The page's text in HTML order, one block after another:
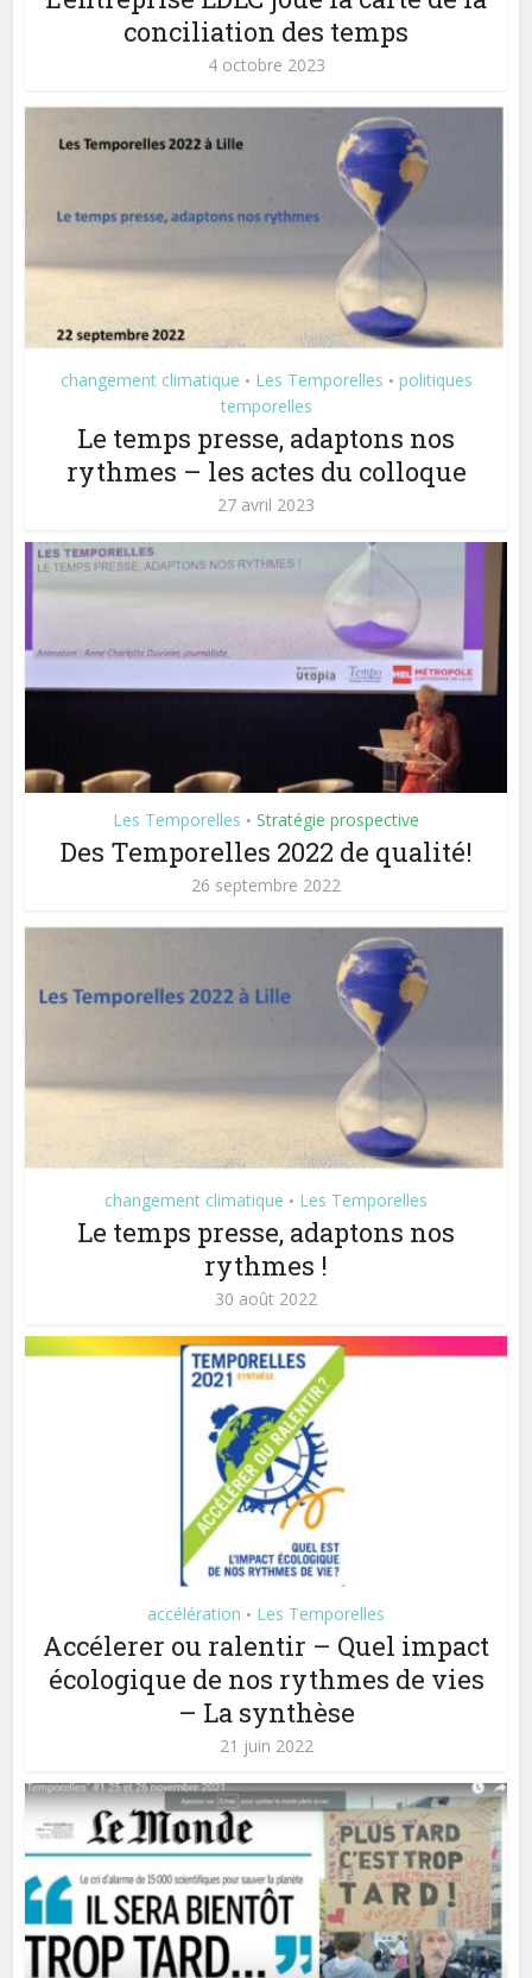
conciliation des temps
4 octobre 2023
changement climatique • Les Temporelles • politiques
temporelles
Le temps presse, adaptons nos
rythmes – les actes du colloque
27 avril 2023
Les Temporelles • Stratégie prospective
Des Temporelles 2022 de qualité!
26 septembre 2022
changement climatique • Les Temporelles
Le temps presse, adaptons nos
rythmes !
30 août 2022
accélération • Les Temporelles
Accélerer ou ralentir – Quel impact
écologique de nos rythmes de vies
– La synthèse
21 juin 2022